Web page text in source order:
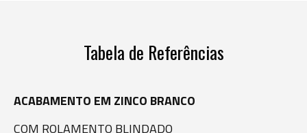
Tabela de Referências
ACABAMENTO EM ZINCO BRANCO
COM ROLAMENTO BLINDADO